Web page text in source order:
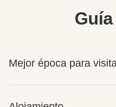
Guía
Mejor época para